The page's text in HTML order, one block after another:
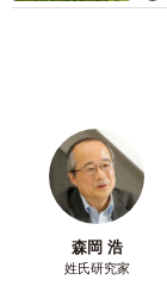
森岡 浩
姓氏研究家